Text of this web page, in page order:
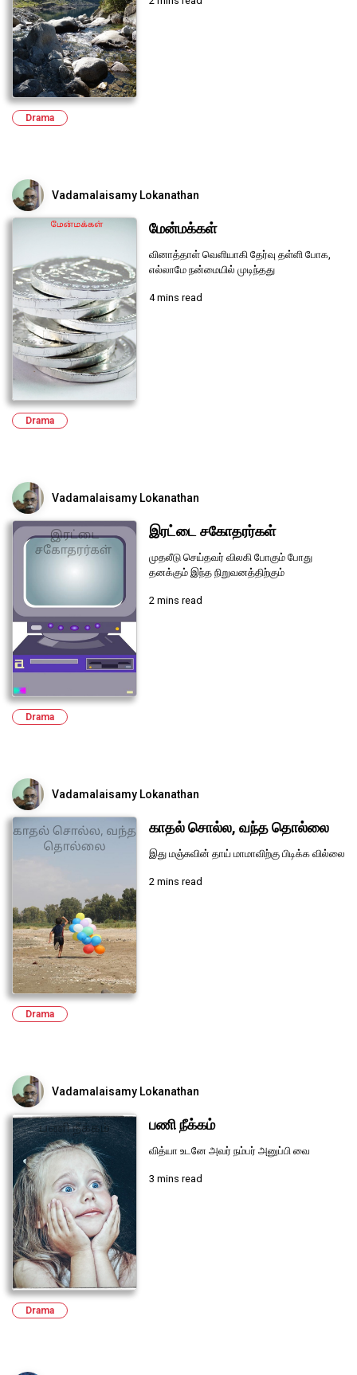
Drama
Vadamalaisamy Lokanathan
மேன்மக்கள்
வினாத்தாள் வெளியாகி தேர்வு தள்ளி போக,
எல்லாமே நன்மையில் முடிந்தது
4 mins read
Drama
Vadamalaisamy Lokanathan
இரட்டை சகோதரர்கள்
முதலீடு செய்தவர் விலகி போகும் போது
தனக்கும் இந்த நிறுவனத்திற்கும்
2 mins read
Drama
Vadamalaisamy Lokanathan
காதல் சொல்ல, வந்த தொல்லை
இது மஞ்சுவின் தாய் மாமாவிற்கு பிடிக்க வில்லை
2 mins read
Drama
Vadamalaisamy Lokanathan
பணி நீக்கம்
வித்யா உடனே அவர் நம்பர் அனுப்பி வை
3 mins read
Drama